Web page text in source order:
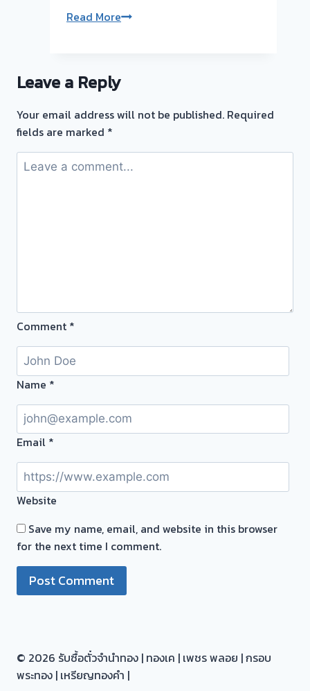
Read Moreยินดี
ซื้อ
จำนำ
รับ
ซื้อ
บริการ
ตลาด
นนท์
ตรับ
ระยะ
ไกล
ใกล้
ผม
ราคา
ตรง
ถึงที่
ครับ
Leave a Reply
Your email address will not be published. Required
fields are marked *
Comment *
Name *
Email *
Website
Save my name, email, and website in this browser
for the next time I comment.
© 2026 รับซื้อตั๋วจำนำทอง | ทองเค | เพชร พลอย | กรอบ
พระทอง | เหรียญทองคำ |